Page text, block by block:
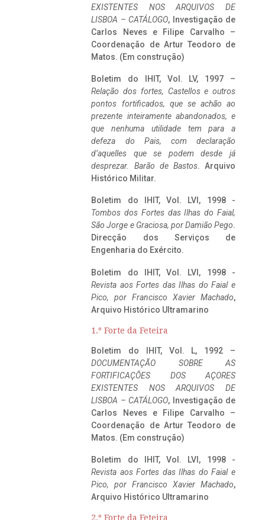
EXISTENTES NOS ARQUIVOS DE
LISBOA – CATÁLOGO, Investigação de
Carlos Neves e Filipe Carvalho –
Coordenação de Artur Teodoro de
Matos. (Em construção)
Boletim do IHIT, Vol. LV, 1997 –
Relação dos fortes, Castellos e outros
pontos fortificados, que se achão ao
prezente inteiramente abandonados, e
que nenhuma utilidade tem para a
defeza do Pais, com declaração
d’aquelles que se podem desde já
desprezar. Barão de Bastos. Arquivo
Histórico Militar.
Boletim do IHIT, Vol. LVI, 1998 -
Tombos dos Fortes das Ilhas do Faial,
São Jorge e Graciosa, por Damião Pego.
Direcção dos Serviços de
Engenharia do Exército.
Boletim do IHIT, Vol. LVI, 1998 -
Revista aos Fortes das Ilhas do Faial e
Pico, por Francisco Xavier Machado,
Arquivo Histórico Ultramarino
1.º Forte da Feteira
Boletim do IHIT, Vol. L, 1992 –
DOCUMENTAÇÃO SOBRE AS
FORTIFICAÇÕES DOS AÇORES
EXISTENTES NOS ARQUIVOS DE
LISBOA – CATÁLOGO, Investigação de
Carlos Neves e Filipe Carvalho –
Coordenação de Artur Teodoro de
Matos. (Em construção)
Boletim do IHIT, Vol. LVI, 1998 -
Revista aos Fortes das Ilhas do Faial e
Pico, por Francisco Xavier Machado,
Arquivo Histórico Ultramarino
2.º Forte da Feteira